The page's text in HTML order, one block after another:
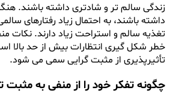
زندگی سالم تر و شادتری داشته باشند.
داشته باشند، به احتمال زیاد رفتارهای
تغذیه سالم و استراحت زیاد دارند. نکات
خطر شکل گیری انتظارات بیش از حد بالا
تأثیرپذیری از مثبت گرایی سمی می شود.
چگونه تفکر خود را از منفی به مثبت